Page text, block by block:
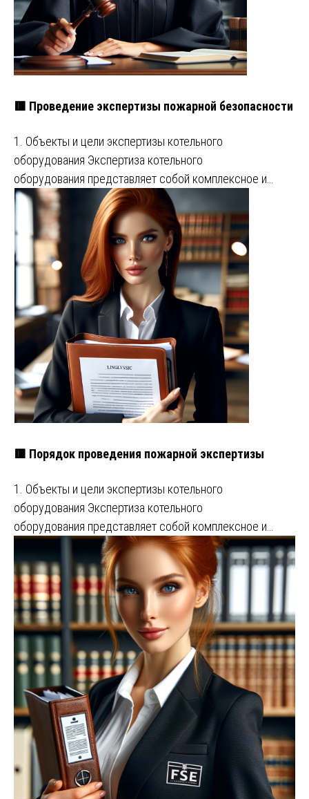
🟥 Проведение экспертизы пожарной безопасности
1. Объекты и цели экспертизы котельного
оборудования Экспертиза котельного
оборудования представляет собой комплексное и…
🟥 Порядок проведения пожарной экспертизы
1. Объекты и цели экспертизы котельного
оборудования Экспертиза котельного
оборудования представляет собой комплексное и…